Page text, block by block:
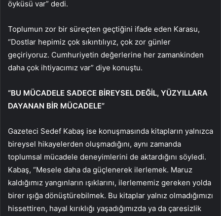
öyküsü var” dedi.
Toplumun zor bir süreçten geçtiğini ifade eden Karasu,
“Dostlar hepimiz çok sıkıntılıyız, çok zor günler
geçiriyoruz. Cumhuriyetin değerlerine her zamankinden
daha çok ihtiyacımız var” diye konuştu.
“BU MÜCADELE SADECE BİREYSEL DEĞİL, YÜZYILLARA
DAYANAN BİR MÜCADELE”
Gazeteci Sedef Kabaş ise konuşmasında kitapların yalnızca
bireysel hikayelerden oluşmadığını, aynı zamanda
toplumsal mücadele deneyimlerini de aktardığını söyledi.
Kabaş, “Mesele daha da güçlenerek ilerlemek. Maruz
kaldığımız yangınların ışıklarını, ilerlememiz gereken yolda
birer ışığa dönüştürebilmek. Bu kitaplar yalnız olmadığımızı
hissettiren, hayal kırıklığı yaşadığımızda ya da çaresizlik